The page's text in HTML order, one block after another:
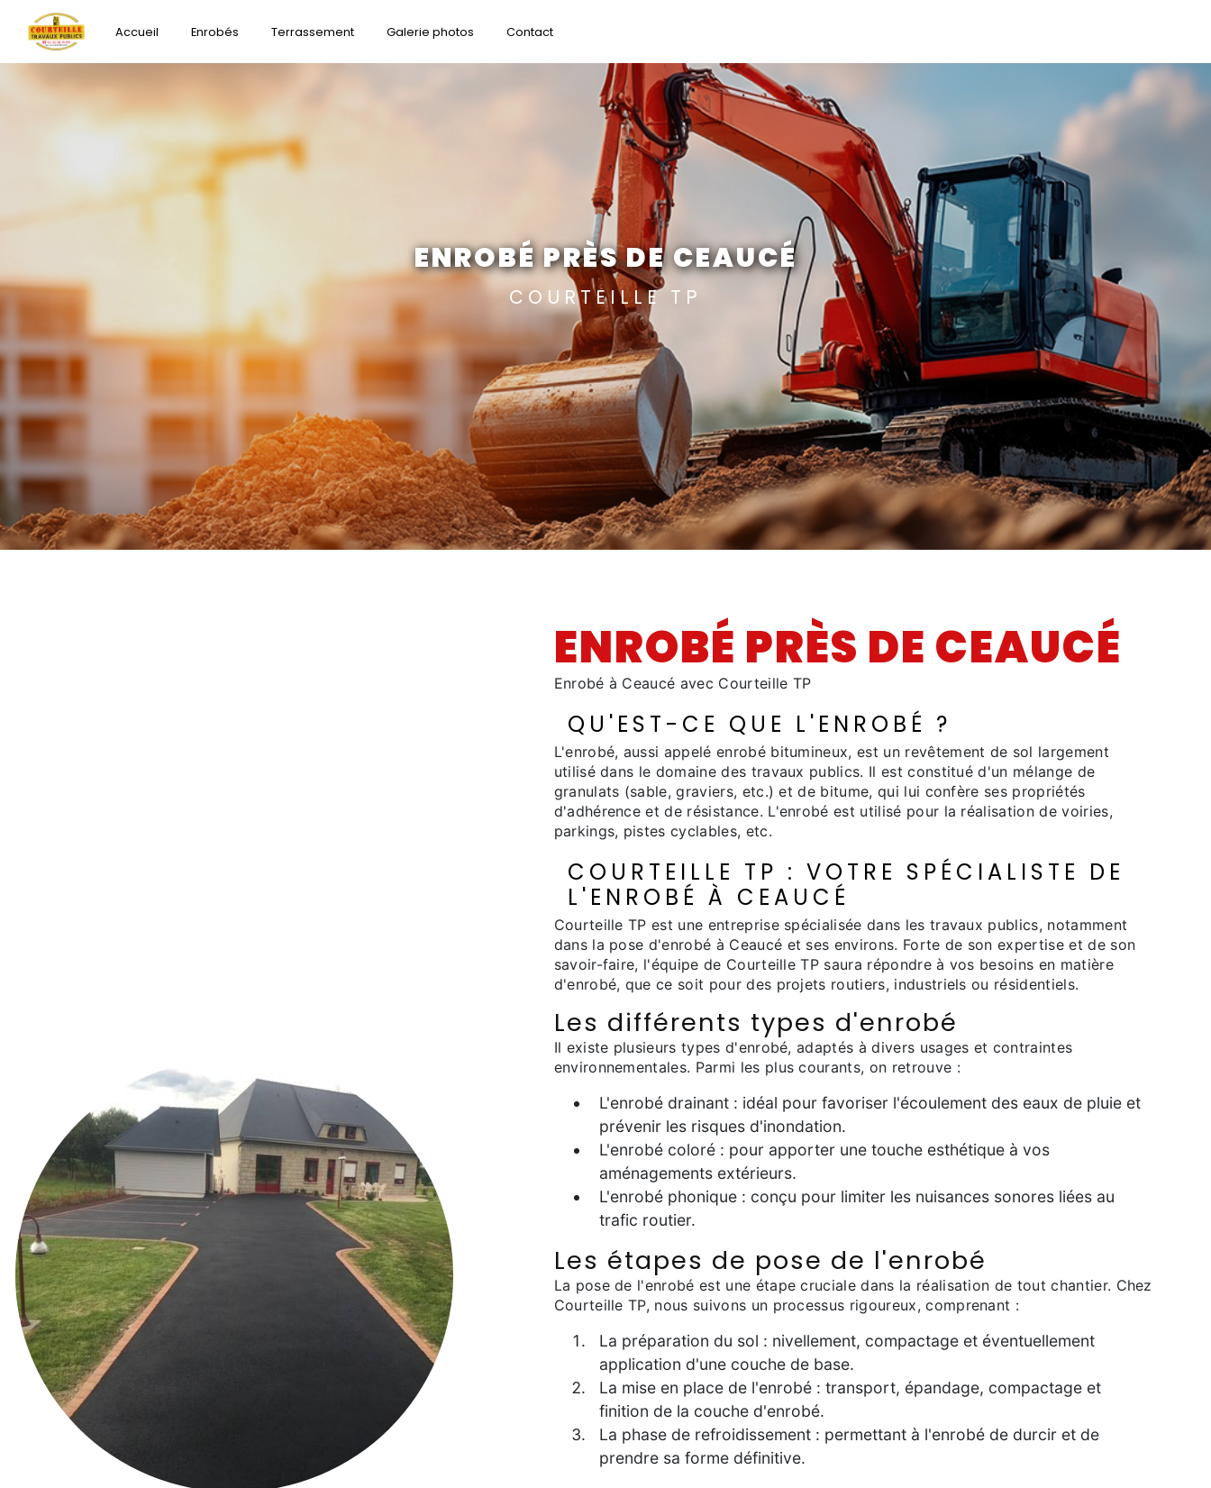
Accueil Enrobés Terrassement Galerie photos Contact
ENROBÉ PRÈS DE CEAUCÉ
COURTEILLE TP
ENROBÉ PRÈS DE CEAUCÉ
Enrobé à Ceaucé avec Courteille TP
QU'EST-CE QUE L'ENROBÉ ?
L'enrobé, aussi appelé enrobé bitumineux, est un revêtement de sol largement
utilisé dans le domaine des travaux publics. Il est constitué d'un mélange de
granulats (sable, graviers, etc.) et de bitume, qui lui confère ses propriétés
d'adhérence et de résistance. L'enrobé est utilisé pour la réalisation de voiries,
parkings, pistes cyclables, etc.
COURTEILLE TP : VOTRE SPÉCIALISTE DE
L'ENROBÉ À CEAUCÉ
Courteille TP est une entreprise spécialisée dans les travaux publics, notamment
dans la pose d'enrobé à Ceaucé et ses environs. Forte de son expertise et de son
savoir-faire, l'équipe de Courteille TP saura répondre à vos besoins en matière
d'enrobé, que ce soit pour des projets routiers, industriels ou résidentiels.
Les différents types d'enrobé
Il existe plusieurs types d'enrobé, adaptés à divers usages et contraintes
environnementales. Parmi les plus courants, on retrouve :
L'enrobé drainant : idéal pour favoriser l'écoulement des eaux de pluie et
prévenir les risques d'inondation.
L'enrobé coloré : pour apporter une touche esthétique à vos
aménagements extérieurs.
L'enrobé phonique : conçu pour limiter les nuisances sonores liées au
trafic routier.
Les étapes de pose de l'enrobé
La pose de l'enrobé est une étape cruciale dans la réalisation de tout chantier. Chez
Courteille TP, nous suivons un processus rigoureux, comprenant :
La préparation du sol : nivellement, compactage et éventuellement
application d'une couche de base.
La mise en place de l'enrobé : transport, épandage, compactage et
finition de la couche d'enrobé.
La phase de refroidissement : permettant à l'enrobé de durcir et de
prendre sa forme définitive.
Panneau de gestion des cookies